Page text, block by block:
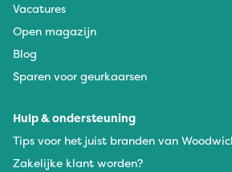
Vacatures
Open magazijn
Blog
Sparen voor geurkaarsen
Hulp & ondersteuning
Tips voor het juist branden van
Zakelijke klant worden?